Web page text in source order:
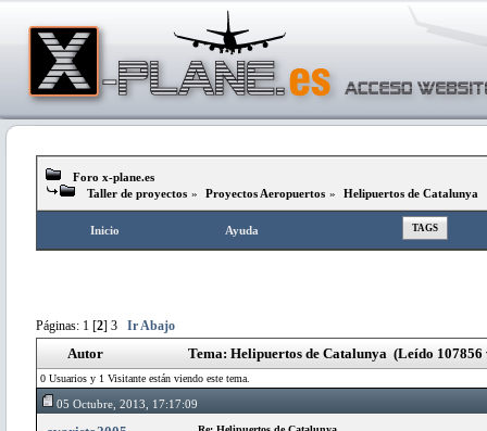
Foro x-plane.es
Taller de proyectos » Proyectos Aeropuertos » Helipuertos de Catalunya
Inicio Ayuda TAGS
Páginas: 1 [2] 3 Ir Abajo
Autor Tema: Helipuertos de Catalunya (Leído 107856
0 Usuarios y 1 Visitante están viendo este tema.
05 Octubre, 2013, 17:17:09